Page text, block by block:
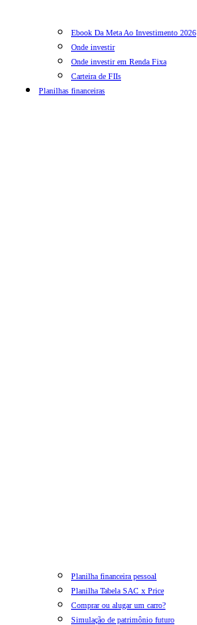
Ebook Da Meta Ao Investimento 2026
Onde investir
Onde investir em Renda Fixa
Carteira de FIIs
Planilhas financeiras
Planilha financeira pessoal
Planilha Tabela SAC x Price
Comprar ou alugar um carro?
Simulação de patrimônio futuro